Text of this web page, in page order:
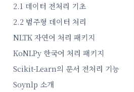
2.1 데이터 전처리 기초
2.2 범주형 데이터 처리
NLTK 자연어 처리 패키지
KoNLPy 한국어 처리 패키지
Scikit-Learn의 문서 전처리 기능
Soynlp 소개